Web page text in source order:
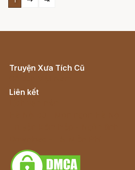
Truyện Xưa Tích Cũ
Liên kết